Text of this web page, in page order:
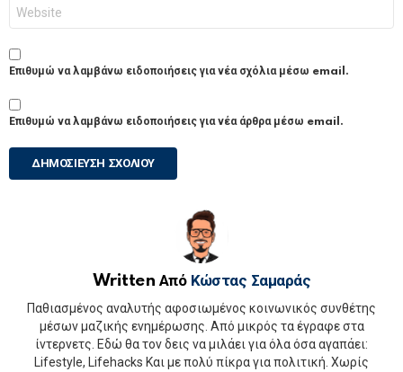
Επιθυμώ να λαμβάνω ειδοποιήσεις για νέα σχόλια μέσω email.
Επιθυμώ να λαμβάνω ειδοποιήσεις για νέα άρθρα μέσω email.
Written Από Κώστας Σαμαράς
Παθιασμένος αναλυτής αφοσιωμένος κοινωνικός συνθέτης
μέσων μαζικής ενημέρωσης. Από μικρός τα έγραφε στα
ίντερνετς. Εδώ θα τον δεις να μιλάει για όλα όσα αγαπάει:
Lifestyle, Lifehacks Και με πολύ πίκρα για πολιτική. Χωρίς